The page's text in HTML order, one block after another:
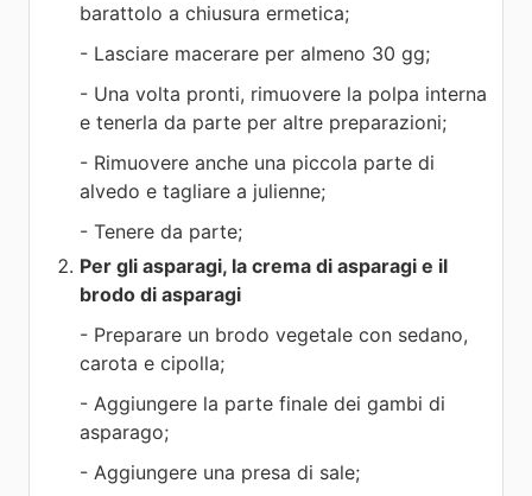
barattolo a chiusura ermetica;
- Lasciare macerare per almeno 30 gg;
- Una volta pronti, rimuovere la polpa interna
e tenerla da parte per altre preparazioni;
- Rimuovere anche una piccola parte di
alvedo e tagliare a julienne;
- Tenere da parte;
Per gli asparagi, la crema di asparagi e il
brodo di asparagi
- Preparare un brodo vegetale con sedano,
carota e cipolla;
- Aggiungere la parte finale dei gambi di
asparago;
- Aggiungere una presa di sale;